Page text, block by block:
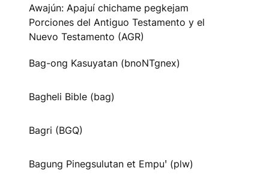
Awajún: Apajuí chichame pegkejam
Porciones del Antiguo Testamento y el
Nuevo Testamento (AGR)
Bag-ong Kasuyatan (bnoNTgnex)
Bagheli Bible (bag)
Bagri (BGQ)
Bagung Pinegsulutan et Empuꞌ (plw)